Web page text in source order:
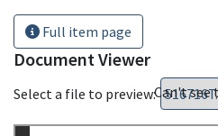
Full item page
Document Viewer
Select a file to preview:Can't see